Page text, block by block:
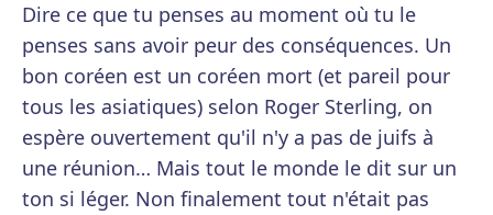
Dire ce que tu penses au moment où tu le
penses sans avoir peur des conséquences. Un
bon coréen est un coréen mort (et pareil pour
tous les asiatiques) selon Roger Sterling, on
espère ouvertement qu'il n'y a pas de juifs à
une réunion… Mais tout le monde le dit sur un
ton si léger. Non finalement tout n'était pas